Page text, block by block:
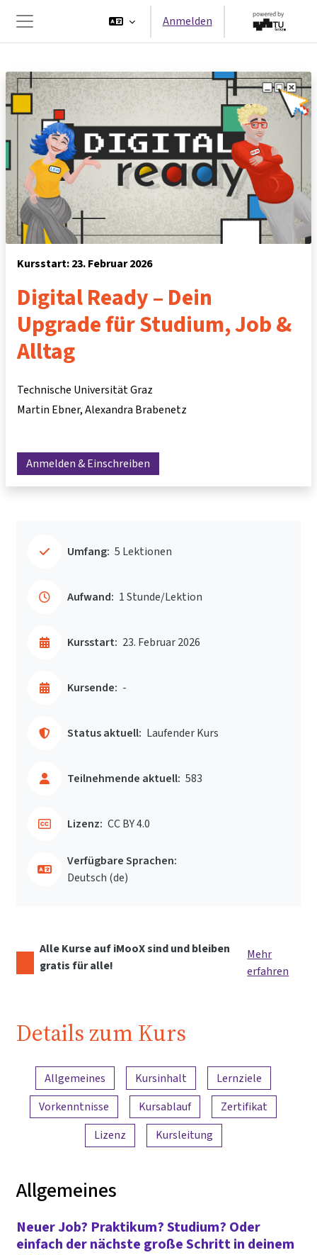
Website-Übersicht
Anmelden
Kursstart: 23. Februar 2026
Digital Ready – Dein
Upgrade für Studium, Job &
Alltag
Technische Universität Graz
Martin Ebner Alexandra Brabenetz
Anmelden & Einschreiben
Umfang: 5 Lektionen
Aufwand: 1 Stunde/Lektion
Kursstart: 23. Februar 2026
Kursende: -
Status aktuell: Laufender Kurs
Teilnehmende aktuell: 583
Lizenz: CC BY 4.0
Verfügbare Sprachen:
Deutsch ‎(de)‎
Alle Kurse auf iMooX sind und bleiben
gratis für alle!
Mehr
erfahren
Details zum Kurs
Inhaltsübersicht
Allgemeines Kursinhalt
Lernziele
Vorkenntnisse
Kursablauf
Zertifikat
Lizenz
Kursleitung
Allgemeines
Neuer Job? Praktikum? Studium? Oder
einfach der nächste große Schritt in deinem